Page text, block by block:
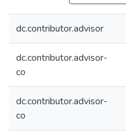
Ajuda
dc.contributor.advisor
dc.contributor.advisor-
co
dc.contributor.advisor-
co